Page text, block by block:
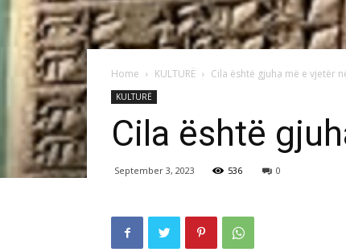
Home KULTURË Cila është gjuha më e vjetër
KULTURË
Cila është
September 3, 2023 536 0